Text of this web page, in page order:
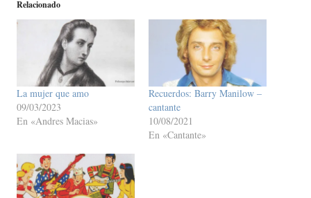
Relacionado
La mujer que amo
09/03/2023
En «Andres Macias»
Recuerdos: Barry Manilow –
cantante
10/08/2021
En «Cantante»